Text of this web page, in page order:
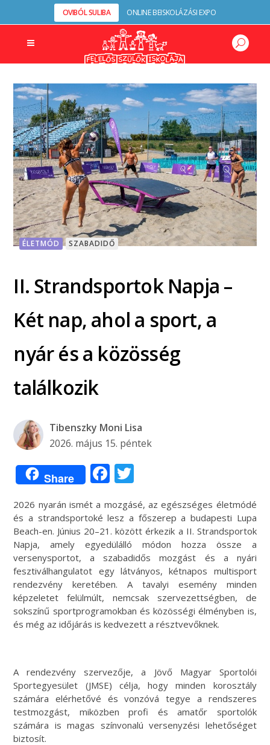
OVIBÓL SULIBA ONLINE BEISKOLÁZÁSI EXPO
ÉLETMÓD SZABADIDŐ
II. Strandsportok Napja –
Két nap, ahol a sport, a
nyár és a közösség
találkozik
Tibenszky Moni Lisa
2026. május 15. péntek
Share Facebook
2026 nyarán ismét a mozgásé, az egészséges életmódé
és a strandsportoké lesz a főszerep a budapesti Lupa
Beach-en. Június 20–21. között érkezik a II. Strandsportok
Napja, amely egyedülálló módon hozza össze a
versenysportot, a szabadidős mozgást és a nyári
fesztiválhangulatot egy látványos, kétnapos multisport
rendezvény keretében. A tavalyi esemény minden
képzeletet felülmúlt, nemcsak szervezettségben, de
sokszínű sportprogramokban és közösségi élményben is,
és még az időjárás is kedvezett a résztvevőknek.
A rendezvény szervezője, a Jövő Magyar Sportolói
Sportegyesület (JMSE) célja, hogy minden korosztály
számára elérhetővé és vonzóvá tegye a rendszeres
testmozgást, miközben profi és amatőr sportolók
számára is magas színvonalú versenyzési lehetőséget
biztosít.